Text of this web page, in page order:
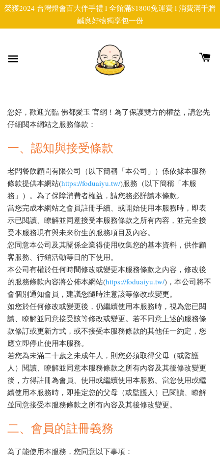
榮獲2024 台灣燈會百大伴手禮 l 全館滿$1800免運費 l 消費滿千贈
鹹良好物獨享包一份
您好，歡迎光臨 佛都愛玉 官網！為了保護雙方的權益，請您先
仔細閱本網站之服務條款：
一、認知與接受條款
老闆餐飲顧問有限公司（以下簡稱「本公司」）係依據本服務
條款提供本網站(https://foduaiyu.tw/)服務（以下簡稱「本服
務」）。為了保障消費者權益，請您務必詳讀本條款。
當您完成本網站之會員註冊手續、或開始使用本服務時，即表
示已閱讀、瞭解並同意接受本服務條款之所有內容，並完全接
受本服務現有與未來衍生的服務項目及內容。
您同意本公司及其關係企業得使用收集您的基本資料，供作顧
客服務、行銷活動等目的下使用。
本公司有權於任何時間修改或變更本服務條款之內容，修改後
的服務條款內容將公佈本網站(https://foduaiyu.tw/)，本公司將不
會個別通知會員，建議您隨時注意該等修改或變更。
如您於任何修改或變更後，仍繼續使用本服務時，視為您已閱
讀、瞭解並同意接受該等修改或變更。若不同意上述的服務條
款修訂或更新方式，或不接受本服務條款的其他任一約定，您
應立即停止使用本服務。
若您為未滿二十歲之未成年人，則您必須取得父母（或監護
人）閱讀、瞭解並同意本服務條款之所有內容及其後修改變更
後，方得註冊為會員、使用或繼續使用本服務。當您使用或繼
續使用本服務時，即推定您的父母（或監護人）已閱讀、瞭解
並同意接受本服務條款之所有內容及其後修改變更。
二、會員的註冊義務
為了能使用本服務，您同意以下事項：